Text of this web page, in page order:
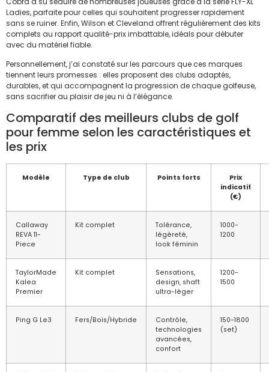
Ladies, parfaite pour celles qui souhaitent progresser rapidement
sans se ruiner. Enfin, Wilson et Cleveland offrent régulièrement des kits
complets au rapport qualité-prix imbattable, idéals pour débuter
avec du matériel fiable.
Personnellement, j’ai constaté sur les parcours que ces marques
tiennent leurs promesses : elles proposent des clubs adaptés,
durables, et qui accompagnent la progression de chaque golfeuse,
sans sacrifier au plaisir de jeu ni à l’élégance.
Comparatif des meilleurs clubs de golf
pour femme selon les caractéristiques et
les prix
Modèle Type de club Points forts
Prix
indicatif
(€)
Callaway
REVA 11-
Piece
Kit complet
Tolérance,
légèreté,
look féminin
1000-
1200
TaylorMade
Kalea
Premier
Kit complet
Sensations,
design, shaft
ultra-léger
1200-
1500
Ping G Le3 Fers/Bois/Hybride
Contrôle,
technologies
avancées,
confort
150-1800
(set)